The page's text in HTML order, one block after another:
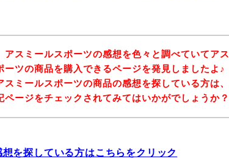
アスミールスポーツの感想を色々と調べていてアス
ーツの商品を購入できるページを発見しましたよ♪
スミールスポーツの商品の感想を探している方は、
ページをチェックされてみてはいかがでしょうか？
を探している方はこちらをクリック